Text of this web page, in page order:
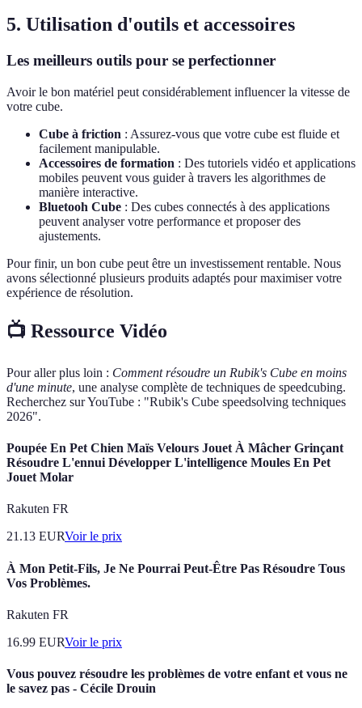
5. Utilisation d'outils et accessoires
Les meilleurs outils pour se perfectionner
Avoir le bon matériel peut considérablement influencer la vitesse de
votre cube.
Cube à friction : Assurez-vous que votre cube est fluide et
facilement manipulable.
Accessoires de formation : Des tutoriels vidéo et applications
mobiles peuvent vous guider à travers les algorithmes de
manière interactive.
Bluetooh Cube : Des cubes connectés à des applications
peuvent analyser votre performance et proposer des
ajustements.
Pour finir, un bon cube peut être un investissement rentable. Nous
avons sélectionné plusieurs produits adaptés pour maximiser votre
expérience de résolution.
📺 Ressource Vidéo
Pour aller plus loin : Comment résoudre un Rubik's Cube en moins
d'une minute, une analyse complète de techniques de speedcubing.
Recherchez sur YouTube : "Rubik's Cube speedsolving techniques
2026".
Poupée En Pet Chien Maïs Velours Jouet À Mâcher Grinçant
Résoudre L'ennui Développer L'intelligence Moules En Pet
Jouet Molar
Rakuten FR
21.13 EURVoir le prix
À Mon Petit-Fils, Je Ne Pourrai Peut-Être Pas Résoudre Tous
Vos Problèmes.
Rakuten FR
16.99 EURVoir le prix
Vous pouvez résoudre les problèmes de votre enfant et vous ne
le savez pas - Cécile Drouin